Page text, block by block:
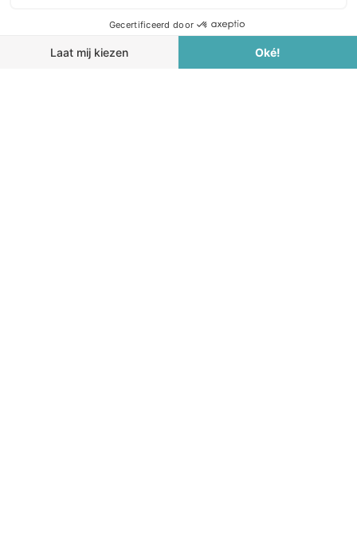
Tarieven